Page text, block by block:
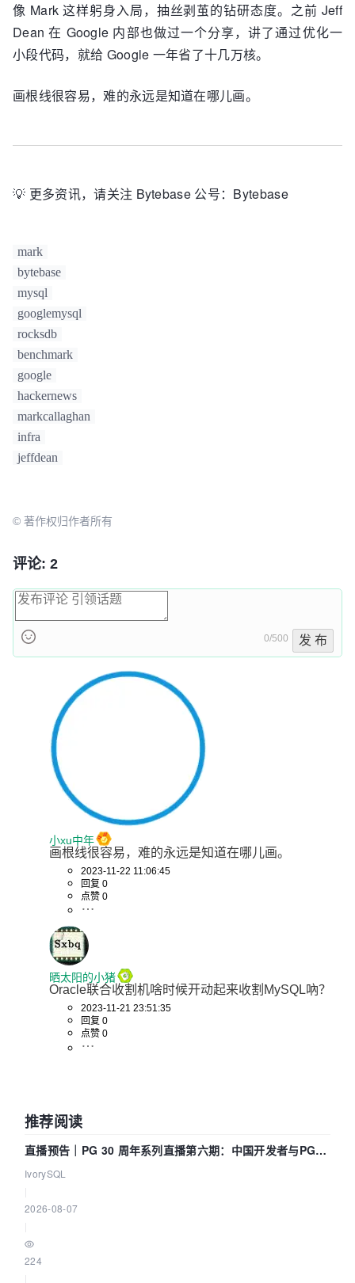
像 Mark 这样躬身入局，抽丝剥茧的钻研态度。之前 Jeff
Dean 在 Google 内部也做过一个分享，讲了通过优化一
小段代码，就给 Google 一年省了十几万核。
画根线很容易，难的永远是知道在哪儿画。
💡 更多资讯，请关注 Bytebase 公号：Bytebase
mark
bytebase
mysql
googlemysql
rocksdb
benchmark
google
hackernews
markcallaghan
infra
jeffdean
© 著作权归作者所有
评论: 2
0/500 发 布
小xu中年
画根线很容易，难的永远是知道在哪儿画。
2023-11-22 11:06:45
回复 0
点赞 0
晒太阳的小猪
Oracle联合收割机啥时候开动起来收割MySQL吶？
2023-11-21 23:51:35
回复 0
点赞 0
推荐阅读
直播预告｜PG 30 周年系列直播第六期：中国开发者与PG内
核——我们改得动吗？我们贡献了什么？
IvorySQL
2026-08-07
224